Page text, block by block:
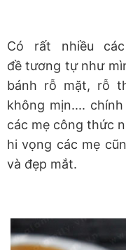
Có rất nhiều
đề tương tự như
bánh rỗ mặt, rỗ
không mịn....
các mẹ công thức
hi vọng các mẹ
và đẹp mắt.